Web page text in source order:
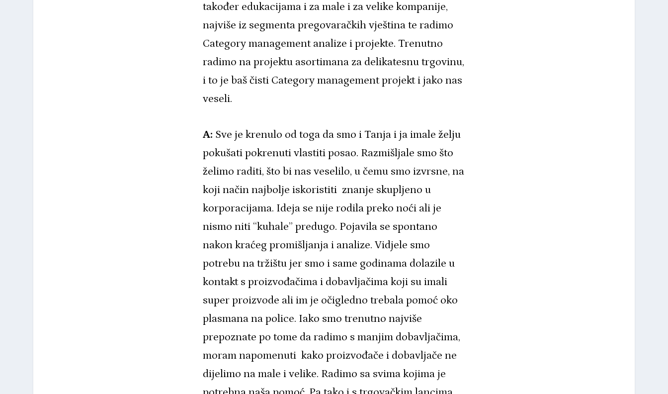
također edukacijama i za male i za velike kompanije,
najviše iz segmenta pregovaračkih vještina te radimo
Category management analize i projekte. Trenutno
radimo na projektu asortimana za delikatesnu trgovinu,
i to je baš čisti Category management projekt i jako nas
veseli.
A: Sve je krenulo od toga da smo i Tanja i ja imale želju
pokušati pokrenuti vlastiti posao. Razmišljale smo što
želimo raditi, što bi nas veselilo, u čemu smo izvrsne, na
koji način najbolje iskoristiti znanje skupljeno u
korporacijama. Ideja se nije rodila preko noći ali je
nismo niti “kuhale” predugo. Pojavila se spontano
nakon kraćeg promišljanja i analize. Vidjele smo
potrebu na tržištu jer smo i same godinama dolazile u
kontakt s proizvođačima i dobavljačima koji su imali
super proizvode ali im je očigledno trebala pomoć oko
plasmana na police. Iako smo trenutno najviše
prepoznate po tome da radimo s manjim dobavljačima,
moram napomenuti kako proizvođače i dobavljače ne
dijelimo na male i velike. Radimo sa svima kojima je